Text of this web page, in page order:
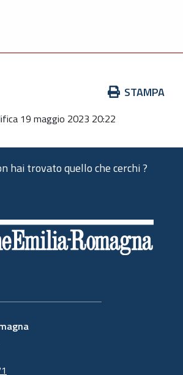
STAMPA
19 maggio 2023 20:22
hai trovato quello che cerchi ?